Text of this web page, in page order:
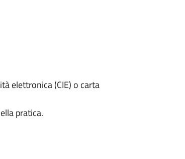
elettronica (CIE) o carta
pratica.